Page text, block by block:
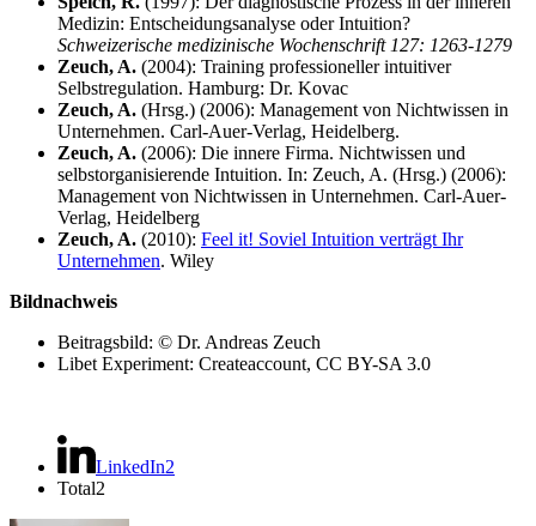
Medizin: Entscheidungsanalyse oder Intuition?
Schweizerische medizinische Wochenschrift 127: 1263-1279
Zeuch, A. (2004): Training professioneller intuitiver
Selbstregulation. Hamburg: Dr. Kovac
Zeuch, A. (Hrsg.) (2006): Management von Nichtwissen in
Unternehmen. Carl-Auer-Verlag, Heidelberg.
Zeuch, A. (2006): Die innere Firma. Nichtwissen und
selbstorganisierende Intuition. In: Zeuch, A. (Hrsg.) (2006):
Management von Nichtwissen in Unternehmen. Carl-Auer-
Verlag, Heidelberg
Zeuch, A. (2010): Feel it! Soviel Intuition verträgt Ihr
Unternehmen. Wiley
Bildnachweis
Beitragsbild: © Dr. Andreas Zeuch
Libet Experiment: Createaccount, CC BY-SA 3.0
LinkedIn2
Total2